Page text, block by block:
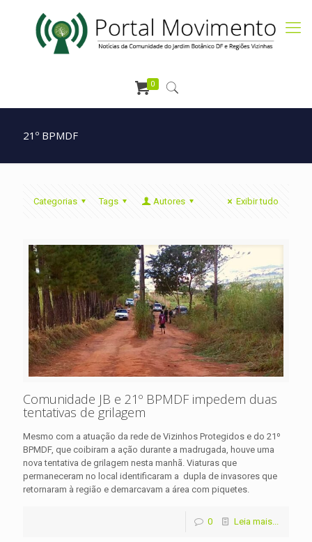
0
21º BPMDF
Categorias Tags Autores Exibir tudo
Comunidade JB e 21º BPMDF impedem duas
tentativas de grilagem
Mesmo com a atuação da rede de Vizinhos Protegidos e do 21º
BPMDF, que coibiram a ação durante a madrugada, houve uma
nova tentativa de grilagem nesta manhã. Viaturas que
permaneceram no local identificaram a dupla de invasores que
retornaram à região e demarcavam a área com piquetes.
0 Leia mais...